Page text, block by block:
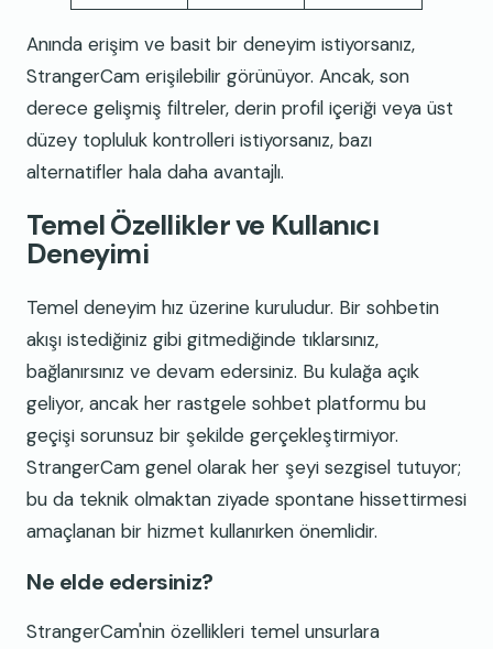
Anında erişim ve basit bir deneyim istiyorsanız,
StrangerCam erişilebilir görünüyor. Ancak, son
derece gelişmiş filtreler, derin profil içeriği veya üst
düzey topluluk kontrolleri istiyorsanız, bazı
alternatifler hala daha avantajlı.
Temel Özellikler ve Kullanıcı
Deneyimi
Temel deneyim hız üzerine kuruludur. Bir sohbetin
akışı istediğiniz gibi gitmediğinde tıklarsınız,
bağlanırsınız ve devam edersiniz. Bu kulağa açık
geliyor, ancak her rastgele sohbet platformu bu
geçişi sorunsuz bir şekilde gerçekleştirmiyor.
StrangerCam genel olarak her şeyi sezgisel tutuyor;
bu da teknik olmaktan ziyade spontane hissettirmesi
amaçlanan bir hizmet kullanırken önemlidir.
Ne elde edersiniz?
StrangerCam'nin özellikleri temel unsurlara